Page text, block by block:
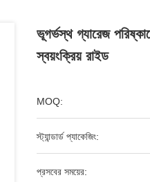
ভূগর্ভস্থ গ্যারেজ
স্বয়ংক্রিয় রাইড
MOQ:
স্ট্যান্ডার্ড প্যাকেজিং:
প্রসবের সময়ের: